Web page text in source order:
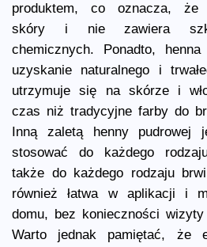
produktem, co oznacza,
skóry i nie zawiera
chemicznych. Ponadto,
uzyskanie naturalnego i
utrzymuje się na skórze i
czas niż tradycyjne farby do
Inną zaletą henny
stosować do każdego
także do każdego rodzaju
również łatwa w aplikacji i
domu, bez konieczności
Warto jednak pamiętać, że